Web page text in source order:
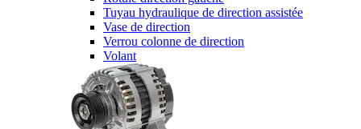
Tuyau hydraulique de direction assistée
Vase de direction
Verrou colonne de direction
Volant